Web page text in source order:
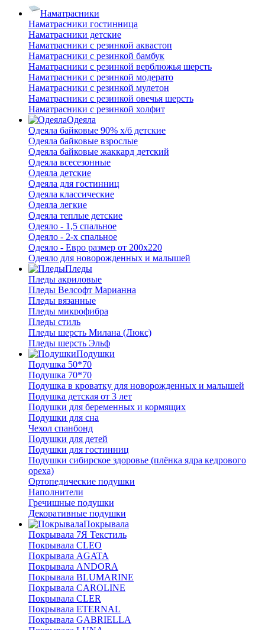
Наматрасники
Наматрасники гостинница
Наматрасники детские
Наматрасники с резинкой аквастоп
Наматрасники с резинкой бамбук
Наматрасники с резинкой верблюжья шерсть
Наматрасники с резинкой модерато
Наматрасники с резинкой мулетон
Наматрасники с резинкой овечья шерсть
Наматрасники с резинкой холфит
Одеяла
Одеяла байковые 90% х/б детские
Одеяла байковые взрослые
Одеяла байковые жаккард детский
Одеяла всесезонные
Одеяла детские
Одеяла для гостинниц
Одеяла классические
Одеяла легкие
Одеяла теплые детские
Одеяло - 1,5 спальное
Одеяло - 2-х спальное
Одеяло - Евро размер от 200х220
Одеяло для новорожденных и малышей
Пледы
Пледы акриловые
Пледы Велсофт Марианна
Пледы вязанные
Пледы микрофибра
Пледы стиль
Пледы шерсть Милана (Люкс)
Пледы шерсть Эльф
Подушки
Подушка 50*70
Подушка 70*70
Подушка в кроватку для новорожденных и малышей
Подушка детская от 3 лет
Подушки для беременных и кормящих
Подушки для сна
Чехол спанбонд
Подушки для детей
Подушки для гостинниц
Подушки сибирское здоровье (плёнка ядра кедрового
ореха)
Ортопедические подушки
Наполнители
Гречишные подушки
Декоративные подушки
Покрывала
Покрывала 7Я Текстиль
Покрывала CLEO
Покрывала AGATA
Покрывала ANDORA
Покрывала BLUMARINE
Покрывала CAROLINE
Покрывала CLER
Покрывала ETERNAL
Покрывала GABRIELLA